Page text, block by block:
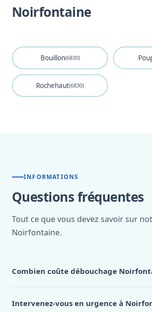
Noirfontaine
Bouillon(6830)
Rochehaut(6830)
INFORMATIONS
Questions fréquentes
Tout ce que vous devez savoir sur
Noirfontaine.
Combien coûte débouchage
Noirfontaine, appelez le 0472 53 24 26.
Intervenez-vous en urgence à